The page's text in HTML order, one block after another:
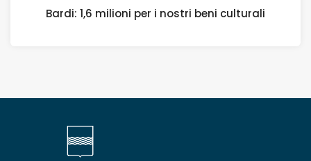
Bardi: 1,6 milioni per i nostri beni culturali